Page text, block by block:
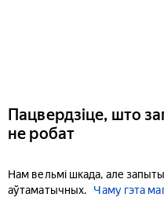
Пацвердзіце, што
не робат
Нам вельмі шкада, але
аўтаматычных.
Чаму гэта